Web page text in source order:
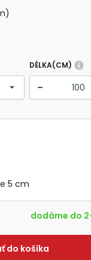
DÉLKA(CM)
5 cm
dodáme do
do košíka